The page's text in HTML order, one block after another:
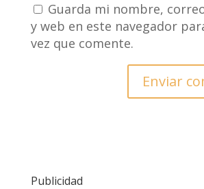
Guarda mi nombre,
y web en este navegador
vez que comente.
Publicidad